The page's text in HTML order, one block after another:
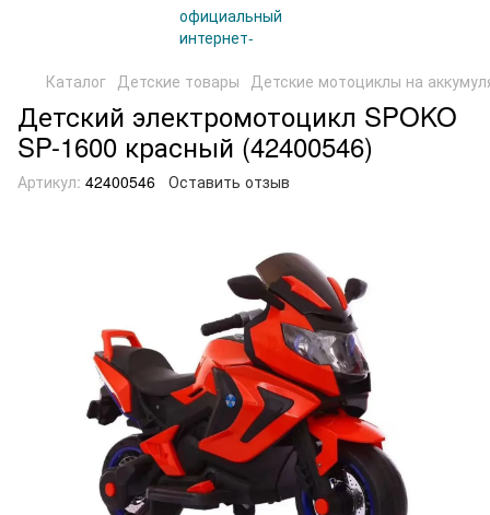
Каталог Детские товары Детские мотоциклы на
Детский электромотоцикл SPOKO
SP-1600 красный (42400546)
Артикул: 42400546 Оставить отзыв